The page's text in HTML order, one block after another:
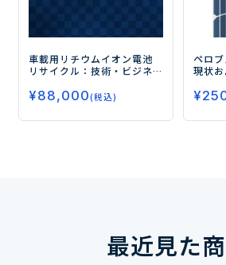
車載用リチウムイオン電池
リサイクル：技術・ビジネ
¥88,000(税込)
ペロ
現状
能性ー
¥
最近見た